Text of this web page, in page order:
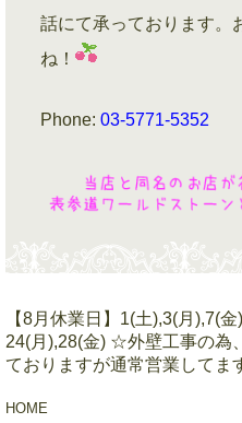
話にて承っております。
ね！
Phone: 03-5771-5352
【8月休業日】1(土),3(月),7(
24(月),28(金) ☆外壁工事の為
ておりますが通常営業してま
HOME